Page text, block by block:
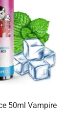
50ml Vampire